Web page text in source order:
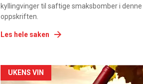
kyllingvinger til saftige smaksbomber i denne
oppskriften.
Les hele saken
Forsiden
UKENS VIN